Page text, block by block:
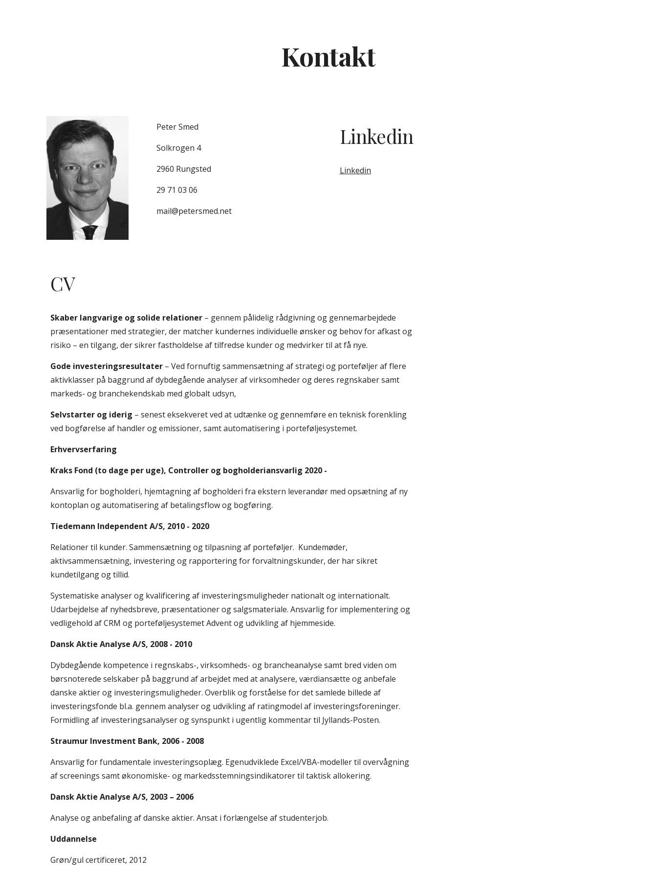
Kontakt
Peter Smed
Solkrogen 4
2960 Rungsted
29 71 03 06
mail@petersmed.net
Linkedin
Linkedin
CV
Skaber langvarige og solide relationer – gennem pålidelig rådgivning og gennemarbejdede
præsentationer med strategier, der matcher kundernes individuelle ønsker og behov for afkast og
risiko – en tilgang, der sikrer fastholdelse af tilfredse kunder og medvirker til at få nye.
Gode investeringsresultater – Ved fornuftig sammensætning af strategi og porteføljer af flere
aktivklasser på baggrund af dybdegående analyser af virksomheder og deres regnskaber samt
markeds- og branchekendskab med globalt udsyn,
Selvstarter og iderig – senest eksekveret ved at udtænke og gennemføre en teknisk forenkling
ved bogførelse af handler og emissioner, samt automatisering i porteføljesystemet.
Erhvervserfaring
Kraks Fond (to dage per uge), Controller og bogholderiansvarlig 2020 -
Ansvarlig for bogholderi, hjemtagning af bogholderi fra ekstern leverandør med opsætning af ny
kontoplan og automatisering af betalingsflow og bogføring.
Tiedemann Independent A/S, 2010 - 2020
Relationer til kunder. Sammensætning og tilpasning af porteføljer.  Kundemøder,
aktivsammensætning, investering og rapportering for forvaltningskunder, der har sikret
kundetilgang og tillid.
Systematiske analyser og kvalificering af investeringsmuligheder nationalt og internationalt.
Udarbejdelse af nyhedsbreve, præsentationer og salgsmateriale. Ansvarlig for implementering og
vedligehold af CRM og porteføljesystemet Advent og udvikling af hjemmeside.
Dansk Aktie Analyse A/S, 2008 - 2010
Dybdegående kompetence i regnskabs-, virksomheds- og brancheanalyse samt bred viden om
børsnoterede selskaber på baggrund af arbejdet med at analysere, værdiansætte og anbefale
danske aktier og investeringsmuligheder. Overblik og forståelse for det samlede billede af
investeringsfonde bl.a. gennem analyser og udvikling af ratingmodel af investeringsforeninger.
Formidling af investeringsanalyser og synspunkt i ugentlig kommentar til Jyllands-Posten.
Straumur Investment Bank, 2006 - 2008
Ansvarlig for fundamentale investeringsoplæg. Egenudviklede Excel/VBA-modeller til overvågning
af screenings samt økonomiske- og markedsstemningsindikatorer til taktisk allokering.
Dansk Aktie Analyse A/S, 2003 – 2006
Analyse og anbefaling af danske aktier. Ansat i forlængelse af studenterjob.
Uddannelse
Grøn/gul certificeret, 2012